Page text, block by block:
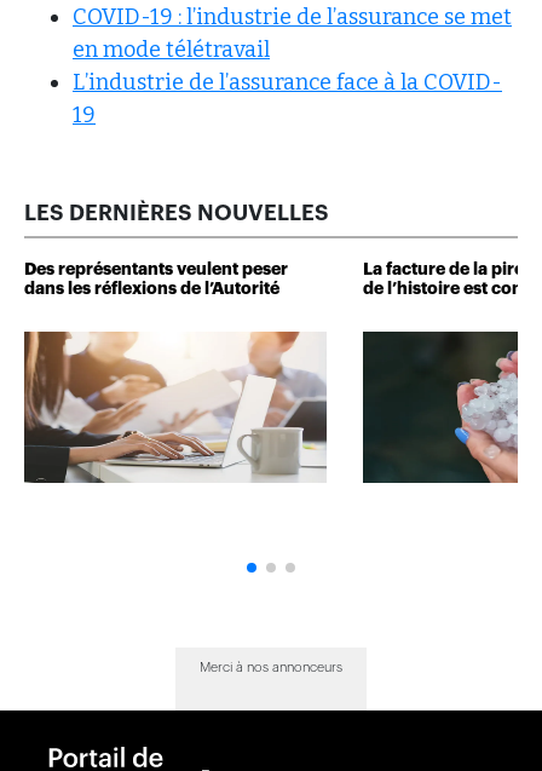
COVID-19 : l’industrie de l’assurance se met
en mode télétravail
L’industrie de l’assurance face à la COVID-
19
LES DERNIÈRES NOUVELLES
Des représentants veulent peser
dans les réflexions de l’Autorité
La facture de la pire
de l’histoire est
Merci à nos annonceurs